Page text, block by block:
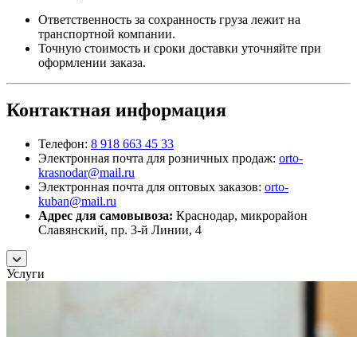
Ответственность за сохранность груза лежит на
транспортной компании.
Точную стоимость и сроки доставки уточняйте при
оформлении заказа.
Контактная информация
Телефон: 8 918 663 45 33
Электронная почта для розничных продаж: orto-
krasnodar@mail.ru
Электронная почта для оптовых заказов: orto-
kuban@mail.ru
Адрес для самовывоза: Краснодар, микрорайон
Славянский, пр. 3-й Линии, 4
Услуги